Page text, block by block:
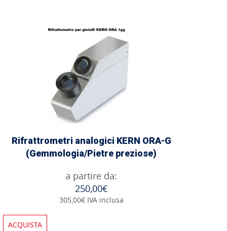
Rifrattrometri analogici KERN ORA-G
(Gemmologia/Pietre preziose)
a partire da:
250,00€
305,00€ IVA inclusa
ACQUISTA